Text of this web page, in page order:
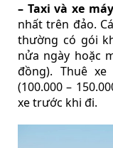
– Taxi và xe
nhất trên đảo.
thường có gói
nửa ngày hoặc
đồng). Thuê
(100.000 –
xe trước khi đi.